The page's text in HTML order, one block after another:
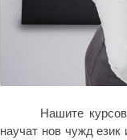
Нашите
научат нов чужд